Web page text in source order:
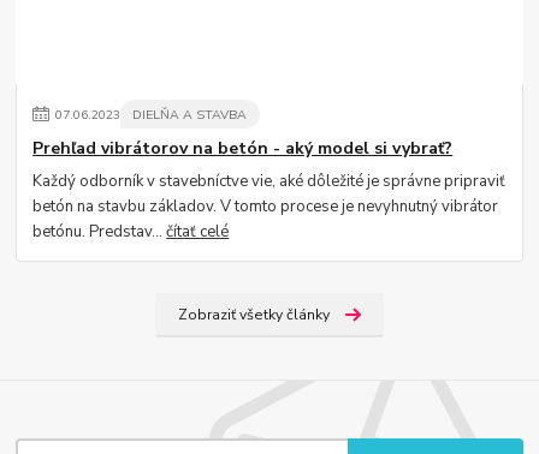
07.06.2023 DIELŇA A STAVBA
Prehľad vibrátorov na betón - aký model si vybrať?
Každý odborník v stavebníctve vie, aké dôležité je správne pripraviť
betón na stavbu základov. V tomto procese je nevyhnutný vibrátor
betónu. Predstav...čítať celé
Zobraziť všetky články